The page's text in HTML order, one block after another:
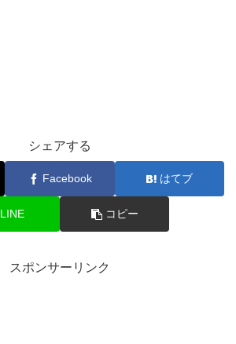
シェアする
Facebook はてブ
LINE コピー
スポンサーリンク